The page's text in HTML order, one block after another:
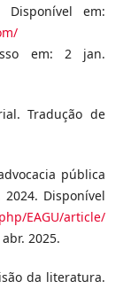
Disponível em:
em: 2 jan.
Tradução de
pública
Disponível
EAGU/article/
2025.
da literatura.